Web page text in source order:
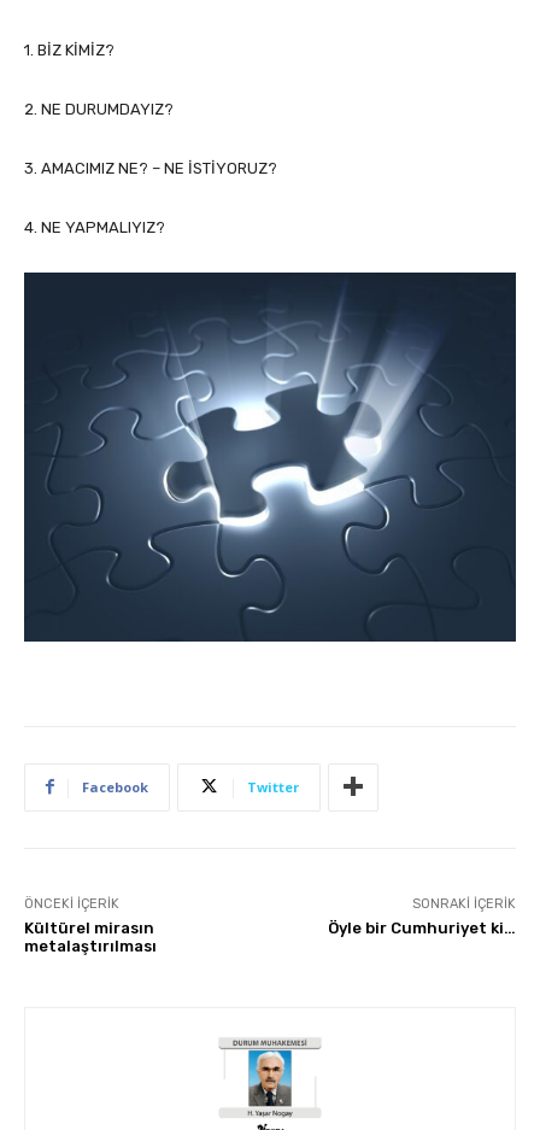
1. BİZ KİMİZ?
2. NE DURUMDAYIZ?
3. AMACIMIZ NE? – NE İSTİYORUZ?
4. NE YAPMALIYIZ?
Facebook Twitter
ÖNCEKI İÇERIK
Kültürel mirasın
metalaştırılması
SONRAKI İÇERIK
Öyle bir Cumhuriyet ki…